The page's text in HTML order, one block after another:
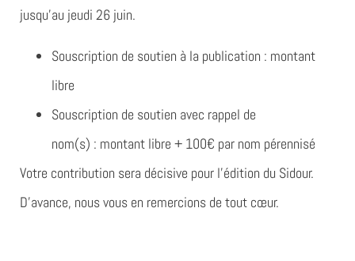
jusqu’au jeudi 26 juin.
Souscription de soutien à la publication : montant
libre
Souscription de soutien avec rappel de
nom(s) : montant libre + 100€ par nom pérennisé
Votre contribution sera décisive pour l’édition du Sidour.
D’avance, nous vous en remercions de tout cœur.